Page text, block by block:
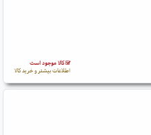
کالا موجود است
اطلاعات بیشتر و خرید کالا